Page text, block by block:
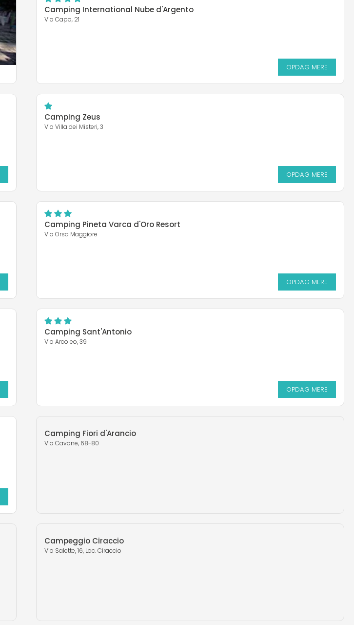
Camping International Nube d'Argento
Via Capo, 21
OPDAG MERE
Camping Zeus
Via Villa dei Misteri, 3
OPDAG MERE
Camping Pineta Varca d'Oro Resort
Via Orsa Maggiore
OPDAG MERE
Camping Sant'Antonio
Via Arcoleo, 39
OPDAG MERE
Camping Fiori d'Arancio
Via Cavone, 68-80
Campeggio Ciraccio
Via Salette, 16, Loc. Ciraccio